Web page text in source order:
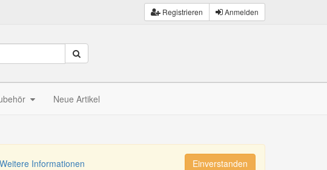
Registrieren Anmelden
Neue Artikel
Weitere Informationen Einverstanden